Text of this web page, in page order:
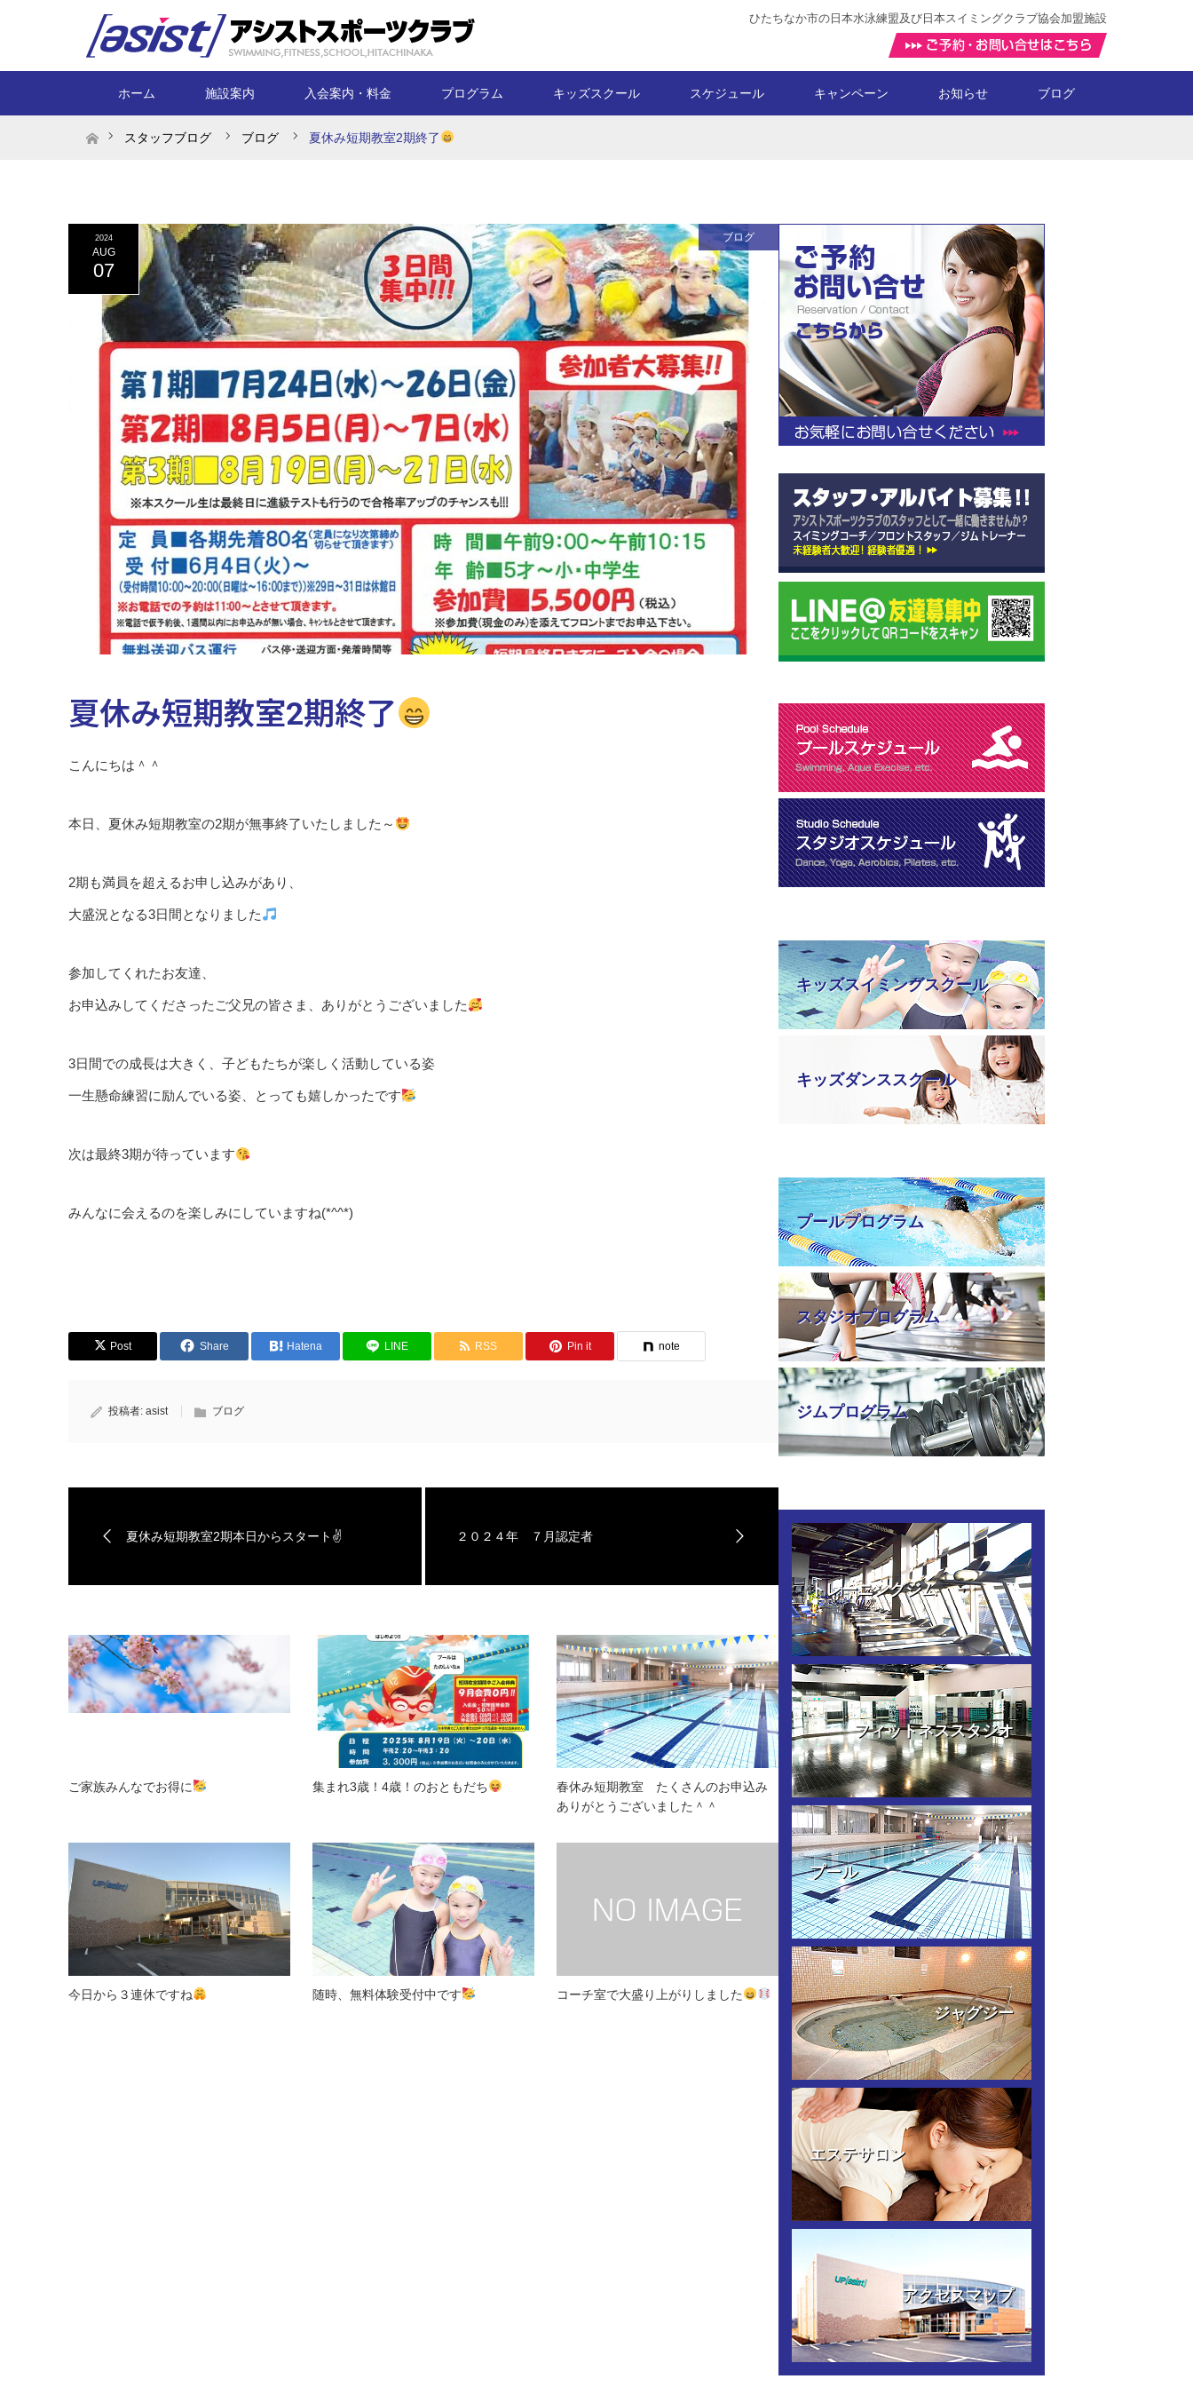
ひたちなか市の日本水泳練盟及び日本スイミングクラブ協会加盟施設
ホーム 施設案内 入会案内・料金 プログラム キッズスクール スケジュール キャンペーン お知らせ ブログ
ホームスタッフブログ ブログ 夏休み短期教室2期終了
2024
AUG
07
ブログ
夏休み短期教室2期終了
こんにちは＾＾
本日、夏休み短期教室の2期が無事終了いたしました～
2期も満員を超えるお申し込みがあり、
大盛況となる3日間となりました
参加してくれたお友達、
お申込みしてくださったご父兄の皆さま、ありがとうございました
3日間での成長は大きく、子どもたちが楽しく活動している姿
一生懸命練習に励んでいる姿、とっても嬉しかったです
次は最終3期が待っています
みんなに会えるのを楽しみにしていますね(*^^*)
Post Share Hatena LINE RSS Pin it note
投稿者: asist ブログ
夏休み短期教室2期本日からスタート✌ ２０２４年 ７月認定者
ご家族みんなでお得に 集まれ3歳！4歳！のおともだち
春休み短期教室 たくさんのお申込み
ありがとうございました＾＾
今日から３連休ですね 随時、無料体験受付中です コーチ室で大盛り上がりしました
キッズスイミングスクール
キッズダンススクール
プールプログラム
スタジオプログラム
ジムプログラム
トレーニングジム
フィットネススタジオ
プール
ジャグジー
エステサロン
アクセスマップ